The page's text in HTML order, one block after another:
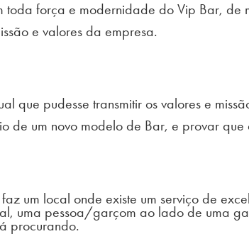
toda força e modernidade do Vip Bar, de
e valores da empresa.
que pudesse transmitir os valores e
de um novo modelo de Bar, e provar que
um local onde existe um serviço de
uma pessoa/garçom ao lado de uma
procurando.